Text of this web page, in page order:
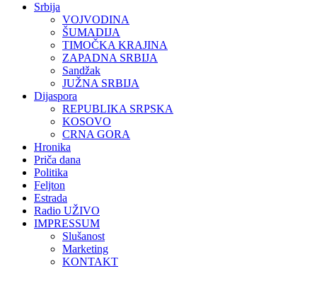
Srbija
VOJVODINA
ŠUMADIJA
TIMOČKA KRAJINA
ZAPADNA SRBIJA
Sandžak
JUŽNA SRBIJA
Dijaspora
REPUBLIKA SRPSKA
KOSOVO
CRNA GORA
Hronika
Priča dana
Politika
Feljton
Estrada
Radio UŽIVO
IMPRESSUM
Slušanost
Marketing
KONTAKT